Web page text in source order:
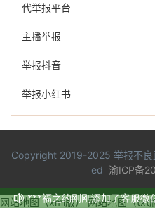
代举报平台
主播举报
举报抖音
举报小红书
Copyright 2019-2025 举报不良
ed 渝ICP备
网站地图（xml版） 网站地图（txt